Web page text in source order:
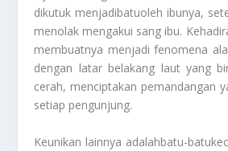
dikutuk menjadibatuoleh ibunya,
menolak mengakui sang ibu.
membuatnya menjadi fenomena
dengan latar belakang laut yang
cerah, menciptakan pemandangan
setiap pengunjung.
Keunikan lainnya adalahbatu-batu